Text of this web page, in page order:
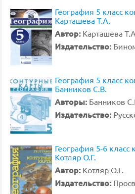
География 5 класс
Карташева Т.А.
Автор: Карташева Т.А.
Издательство:
География 5 класс
Банников С.В.
Авторы: Банников
Издательство:
География 5-6 класс
Котляр О.Г.
Автор: Котляр О.Г.
Издательство: